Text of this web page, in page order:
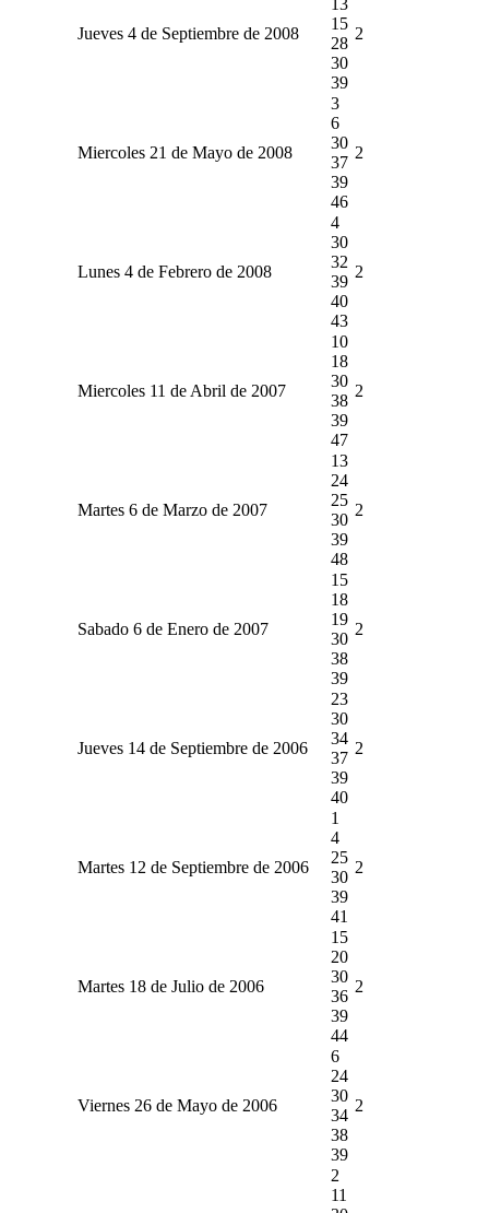
Jueves 4 de Septiembre de 2008
15
28
30
39
2
Miercoles 21 de Mayo de 2008
3
6
30
37
39
46
2
Lunes 4 de Febrero de 2008
4
30
32
39
40
43
2
Miercoles 11 de Abril de 2007
10
18
30
38
39
47
2
Martes 6 de Marzo de 2007
13
24
25
30
39
48
2
Sabado 6 de Enero de 2007
15
18
19
30
38
39
2
Jueves 14 de Septiembre de 2006
23
30
34
37
39
40
2
Martes 12 de Septiembre de 2006
1
4
25
30
39
41
2
Martes 18 de Julio de 2006
15
20
30
36
39
44
2
Viernes 26 de Mayo de 2006
6
24
30
34
38
39
2
2
11